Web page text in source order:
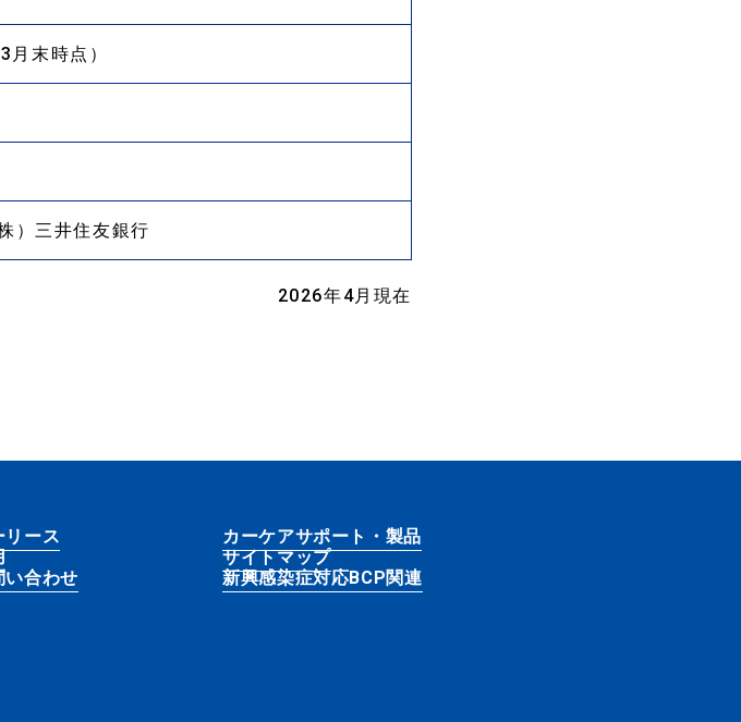
末時点）
）三井住友銀行
2026年4月現在
リース
カーケアサポート・製品
サイトマップ
い合わせ 新興感染症対応BCP関連